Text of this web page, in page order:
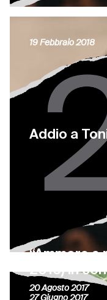
Addio a
19 Febbraio 2018
“Ammore e
2016) in
20 Agosto 2017
27 Giugno 2017